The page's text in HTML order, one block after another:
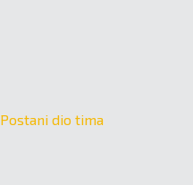
Postani dio tima